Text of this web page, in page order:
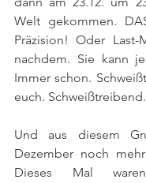
Welt gekommen.
Präzision! Oder Last-
nachdem. Sie kann
Immer schon.
euch. Schweißtreibend.
Und aus diesem
Dezember noch
Dieses Mal